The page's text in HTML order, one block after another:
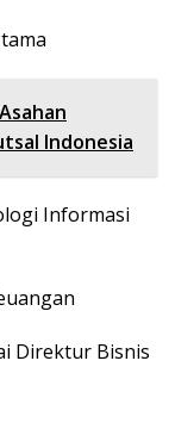
Indonesia
Informasi
Direktur Bisnis